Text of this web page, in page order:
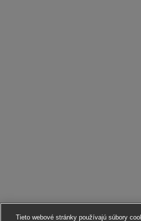
Tieto webové stránky používajú súbory